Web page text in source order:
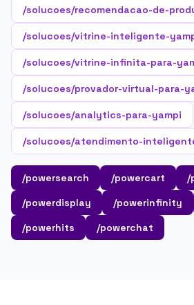
/solucoes/recomendacao-de-
/solucoes/vitrine-inteligente-
/solucoes/vitrine-infinita-para-
/solucoes/provador-virtual-para-
/solucoes/analytics-para-yampi
/solucoes/atendimento-
/powersearch /powercart
/
/powerdisplay
/powerinfinity
/powerhits
/powerchat